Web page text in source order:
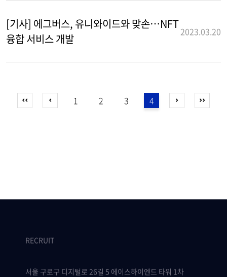
[기사] 에그버스, 유니와이드와 맞손…NFT
융합 서비스 개발
2023.03.20
1 2 3 4
RECRUIT
서울 구로구 디지털로 26길 5 에이스하이엔드 타워 1차